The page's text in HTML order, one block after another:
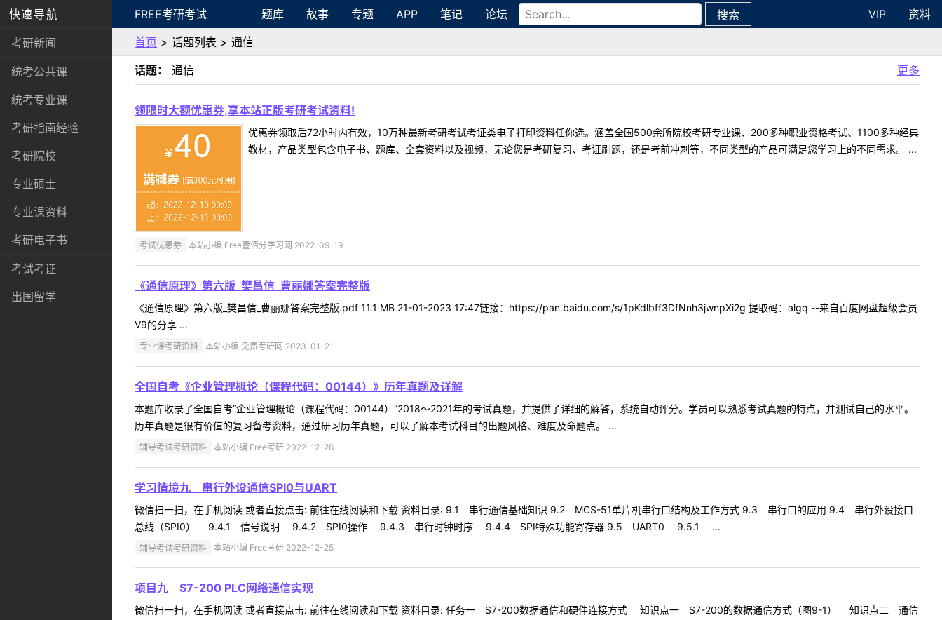
快速导航
考研新闻
统考公共课
统考专业课
考研指南经验
考研院校
专业硕士
专业课资料
考研电子书
考试考证
出国留学
FREE考研考试 题库 故事 专题 APP 笔记 论坛 搜索 VIP
资料
首页 > 话题列表 > 通信
话题：
通信 更多
领限时大额优惠券,享本站正版考研考试资料!
优惠券领取后72小时内有效，10万种最新考研考试考证类电子打印资料任你选。涵盖全国500余所院校考研专业课、200多种职业资格考试、1100多种经典
教材，产品类型包含电子书、题库、全套资料以及视频，无论您是考研复习、考证刷题，还是考前冲刺等，不同类型的产品可满足您学习上的不同需求。 ...
考试优惠券 本站小编 Free壹佰分学习网 2022-09-19
《通信原理》第六版_樊昌信_曹丽娜答案完整版
《通信原理》第六版_樊昌信_曹丽娜答案完整版.pdf 11.1 MB 21-01-2023 17:47链接：https://pan.baidu.com/s/1pKdlbff3DfNnh3jwnpXi2g 提取码：algq --来自百度网盘超级会员
V9的分享 ...
专业课考研资料 本站小编 免费考研网 2023-01-21
全国自考《企业管理概论（课程代码：00144）》历年真题及详解
本题库收录了全国自考“企业管理概论（课程代码：00144）”2018～2021年的考试真题，并提供了详细的解答，系统自动评分。学员可以熟悉考试真题的特点，并测试自己的水平。
历年真题是很有价值的复习备考资料，通过研习历年真题，可以了解本考试科目的出题风格、难度及命题点。 ...
辅导考试考研资料 本站小编 Free考研 2022-12-26
学习情境九 串行外设通信SPI0与UART
微信扫一扫，在手机阅读 或者直接点击: 前往在线阅读和下载 资料目录: 9.1 串行通信基础知识 9.2 MCS-51单片机串行口结构及工作方式 9.3 串行口的应用 9.4 串行外设接口
总线（SPI0） 9.4.1 信号说明 9.4.2 SPI0操作 9.4.3 串行时钟时序 9.4.4 SPI特殊功能寄存器 9.5 UART0 9.5.1 ...
辅导考试考研资料 本站小编 Free考研 2022-12-25
项目九 S7-200 PLC网络通信实现
微信扫一扫，在手机阅读 或者直接点击: 前往在线阅读和下载 资料目录: 任务一 S7-200数据通信和硬件连接方式 知识点一 S7-200的数据通信方式（图9-1） 知识点二 通信